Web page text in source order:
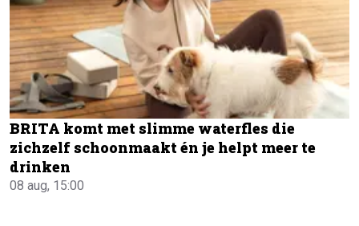
BRITA komt met slimme waterfles die
zichzelf schoonmaakt én je helpt meer te
drinken
08 aug, 15:00